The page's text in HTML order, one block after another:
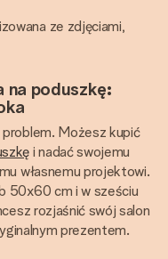
ze zdjęciami,
na poduszkę:
Możesz kupić
i nadać swojemu
własnemu projektowi.
50x60 cm i w sześciu
rozjaśnić swój salon
prezentem.